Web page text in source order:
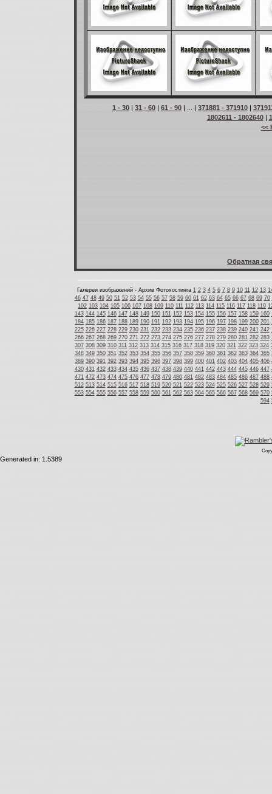
1 - 30 | 31 - 60 | 61 - 90 | ... | 371881 - 371910 |
1802611 - 1802640|
<<
Обратная
Галереи изображений - Архив Фотохостинга 1 2 3 4 5 6 7 8 9 10 11 12 13
46 47 48 49 50 51 52 53 54 55 56 57 58 59 60 61 62 63 64 65 66 67 68 69 70
102 103 104 105 106 107 108 109 110 111 112 113 114 115 116 117 118 119
143 144 145 146 147 148 149 150 151 152 153 154 155 156 157 158 159 160
184 185 186 187 188 189 190 191 192 193 194 195 196 197 198 199 200 201
225 226 227 228 229 230 231 232 233 234 235 236 237 238 239 240 241 242
266 267 268 269 270 271 272 273 274 275 276 277 278 279 280 281 282 283
307 308 309 310 311 312 313 314 315 316 317 318 319 320 321 322 323 324
348 349 350 351 352 353 354 355 356 357 358 359 360 361 362 363 364 365
389 390 391 392 393 394 395 396 397 398 399 400 401 402 403 404 405 406
430 431 432 433 434 435 436 437 438 439 440 441 442 443 444 445 446 447
471 472 473 474 475 476 477 478 479 480 481 482 483 484 485 486 487 488
512 513 514 515 516 517 518 519 520 521 522 523 524 525 526 527 528 529
553 554 555 556 557 558 559 560 561 562 563 564 565 566 567 568 569 570
594
Generated in: 1.5389